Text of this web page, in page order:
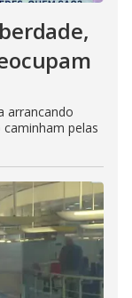
arrancando
pelas